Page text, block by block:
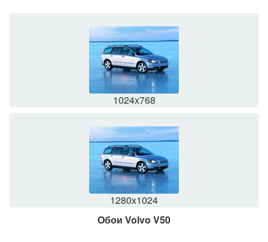
1024x768
1280x1024
Обои Volvo V50